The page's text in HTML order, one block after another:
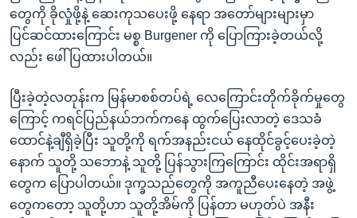
တွေကို ခိုလှုံဖို့နဲ့ ဆေးကုသပေးဖို့ နေရာ အတော်များများမှာ
ပြင်ဆင်ထားကြောင်း မစ္စ Burgener ကို ပြောကြားခဲ့တယ်လို့
လည်း ဖေါ်ပြထားပါတယ်။
ပြီးခဲ့တဲ့လတုန်းက မြန်မာစစ်တပ်ရဲ့ လေကြောင်းတိုက်ခိုက်မှုတွေ
ကြောင့် ကရင်ပြည်နယ်ဘက်ကနေ ထွက်ပြေးလာတဲ့ ဒေသခံ
ထောင်နဲ့ချီရှိခဲ့ပြီး သူတို့ကို ရက်အနည်းငယ် နေထိုင်ခွင့်ပေးခဲ့တဲ့
နောက် သူတို့ သဘောနဲ့ သူတို့ ပြန်သွားကြကြောင်း ထိုင်းအရာရှိ
တွေက ပြောပါတယ်။ ဒုက္ခသည်တွေကို အကူညီပေးနေတဲ့ အဖွဲ့
တွေကတော့ သူတို့ဟာ သူတို့အိမ်ကို ပြန်တာ မဟုတ်ပဲ အနီး